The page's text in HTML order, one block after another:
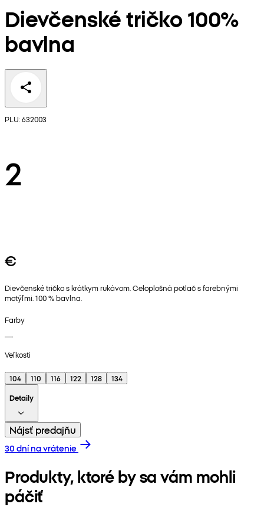
Dievčenské tričko 100%
bavlna
PLU: 632003
2
€
Dievčenské tričko s krátkym rukávom. Celoplošná potlač s farebnými
motýľmi. 100 % bavlna.
Farby
Veľkosti
104 110 116 122 128
134
Detaily
Nájsť predajňu
30 dní na vrátenie
Produkty, ktoré by sa vám mohli
páčiť